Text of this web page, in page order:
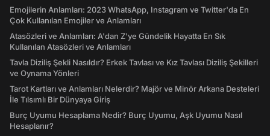
Emojilerin Anlamları: 2023 WhatsApp, Instagram ve Twitter'da En
Çok Kullanılan Emojiler ve Anlamları
Atasözleri ve Anlamları: A'dan Z'ye Gündelik Hayatta En Sık
Kullanılan Atasözleri ve Anlamları
Tavla Diziliş Şekli Nasıldır? Erkek Tavlası ve Kız Tavlası Diziliş Şekilleri
ve Oynama Yönleri
Tarot Kartları ve Anlamları Nelerdir? Majör ve Minör Arkana Desteleri
İle Tılsımlı Bir Dünyaya Giriş
Burç Uyumu Hesaplama Nedir? Burç Uyumu, Aşk Uyumu Nasıl
Hesaplanır?